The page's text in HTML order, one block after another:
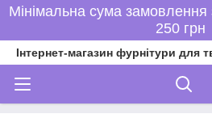
Мінімальна сума замовлення
250 грн
Інтернет-магазин фурнітури для